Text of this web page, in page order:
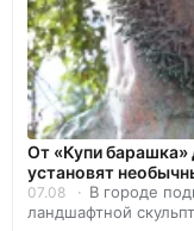
От «Купи барашка»
установят
07.08
В городе
ландшафтной